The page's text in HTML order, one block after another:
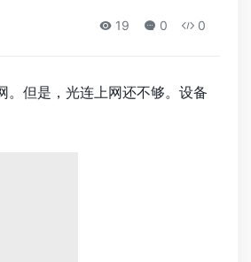
19 0 0
。但是，光连上网还不够。设备